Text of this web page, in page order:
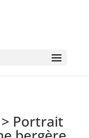
> Portrait